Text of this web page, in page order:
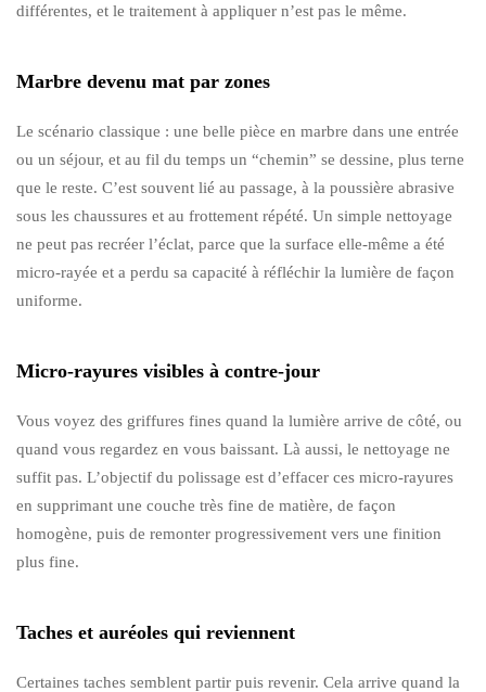
différentes, et le traitement à appliquer n’est pas le même.
Marbre devenu mat par zones
Le scénario classique : une belle pièce en marbre dans une entrée
ou un séjour, et au fil du temps un “chemin” se dessine, plus terne
que le reste. C’est souvent lié au passage, à la poussière abrasive
sous les chaussures et au frottement répété. Un simple nettoyage
ne peut pas recréer l’éclat, parce que la surface elle-même a été
micro-rayée et a perdu sa capacité à réfléchir la lumière de façon
uniforme.
Micro-rayures visibles à contre-jour
Vous voyez des griffures fines quand la lumière arrive de côté, ou
quand vous regardez en vous baissant. Là aussi, le nettoyage ne
suffit pas. L’objectif du polissage est d’effacer ces micro-rayures
en supprimant une couche très fine de matière, de façon
homogène, puis de remonter progressivement vers une finition
plus fine.
Taches et auréoles qui reviennent
Certaines taches semblent partir puis revenir. Cela arrive quand la